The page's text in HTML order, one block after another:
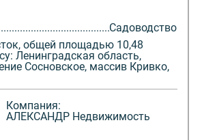
Садоводство
общей площадью 10,48
Ленинградская область,
Сосновское, массив Кривко,
Компания:
АЛЕКСАНДР Недвижимость